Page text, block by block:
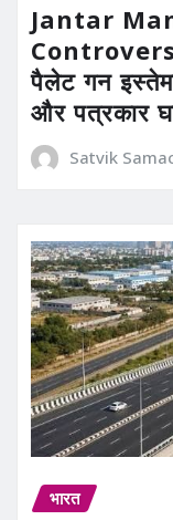
Jantar
पैलेट गन
और पत्रकार
Satvik
भारत